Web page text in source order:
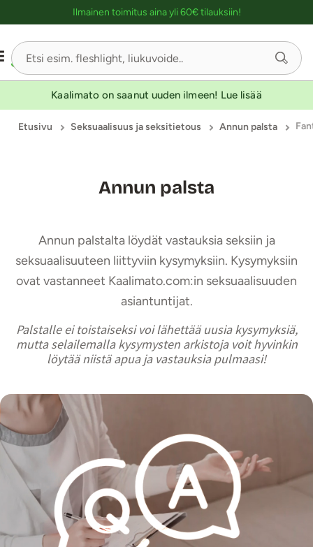
Ilmainen toimitus aina yli 60€ tilauksiin!
Kaalimato on saanut uuden ilmeen! Lue lisää
Etusivu Seksuaalisuus ja seksitietous Annun palsta
Annun palsta
Annun palstalta löydät vastauksia seksiin ja
seksuaalisuuteen liittyviin kysymyksiin. Kysymyksiin
ovat vastanneet Kaalimato.com:in seksuaalisuuden
asiantuntijat.
Palstalle ei toistaiseksi voi lähettää uusia kysymyksiä,
mutta selailemalla kysymysten arkistoja voit hyvinkin
löytää niistä apua ja vastauksia pulmaasi!